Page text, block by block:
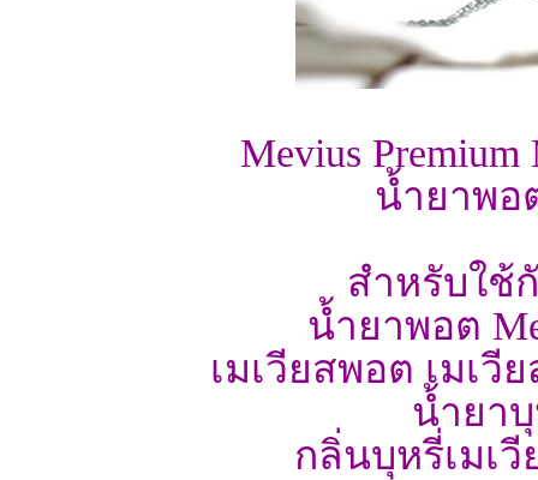
Mevius
น้ำยาพอ
สำหรับใช้
น้ำยาพอต
เมเวียสพอต เมเวี
น้ำยา
กลิ่นบุหรี่เมเ